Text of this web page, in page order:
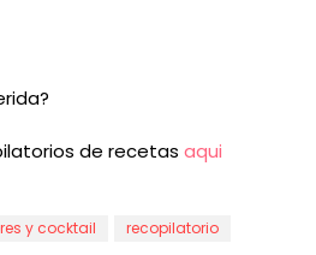
de recetas aqui
y cocktail recopilatorio